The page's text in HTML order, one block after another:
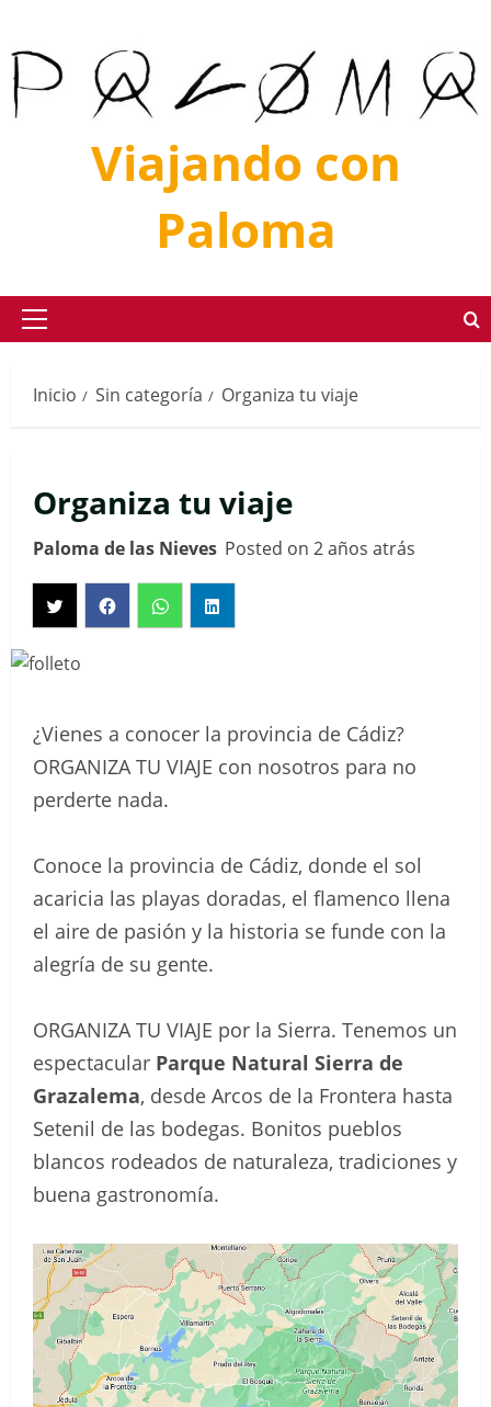
contenido
Viajando con
Paloma
Menú
Inicio Sin categoría Organiza tu viaje
Organiza tu viaje
Paloma de las Nieves Posted on 2 años atrás
¿Vienes a conocer la provincia de Cádiz?
ORGANIZA TU VIAJE con nosotros para no
perderte nada.
Conoce la provincia de Cádiz, donde el sol
acaricia las playas doradas, el flamenco llena
el aire de pasión y la historia se funde con la
alegría de su gente.
ORGANIZA TU VIAJE por la Sierra. Tenemos un
espectacular Parque Natural Sierra de
Grazalema, desde Arcos de la Frontera hasta
Setenil de las bodegas. Bonitos pueblos
blancos rodeados de naturaleza, tradiciones y
buena gastronomía.